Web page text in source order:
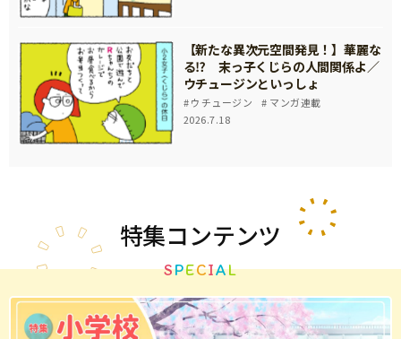
【新たな異次元空間発見！】華麗な
る⁉ 末っ子くじらの人間関係よ／
ウチュージンといっしょ
ウチュージン
マンガ連載
2026.7.18
特集コンテンツ
SPECIAL